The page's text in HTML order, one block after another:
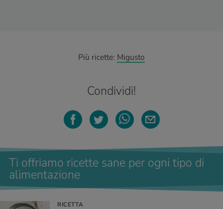
Più ricette: Migusto
Condividi!
Ti offriamo ricette sane per ogni tipo di
alimentazione
RICETTA